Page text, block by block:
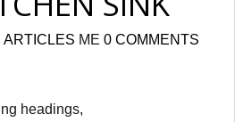
ARTICLES ΜΕ 0 COMMENTS
headings,